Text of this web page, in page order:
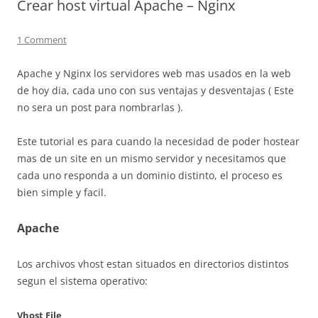
Crear host virtual Apache – Nginx
1 Comment
Apache y Nginx los servidores web mas usados en la web
de hoy dia, cada uno con sus ventajas y desventajas ( Este
no sera un post para nombrarlas ).
Este tutorial es para cuando la necesidad de poder hostear
mas de un site en un mismo servidor y necesitamos que
cada uno responda a un dominio distinto, el proceso es
bien simple y facil.
Apache
Los archivos vhost estan situados en directorios distintos
segun el sistema operativo:
Vhost File